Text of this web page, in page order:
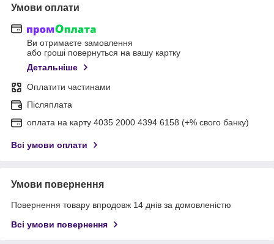
Умови оплати
Ви отримаєте замовлення
або гроші повернуться на вашу картку
Детальніше
Оплатити частинами
Післяплата
оплата на карту 4035 2000 4394 6158 (+% свого банку)
Всі умови оплати
Умови повернення
Повернення товару впродовж 14 днів за домовленістю
Всі умови повернення